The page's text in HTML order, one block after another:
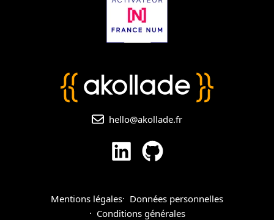
hello@akollade.fr
Mentions légales
Données personnelles
Conditions générales